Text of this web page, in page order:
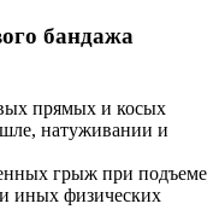
бандажа
прямых и косых
натуживании и
грыж при подъеме
иных физических